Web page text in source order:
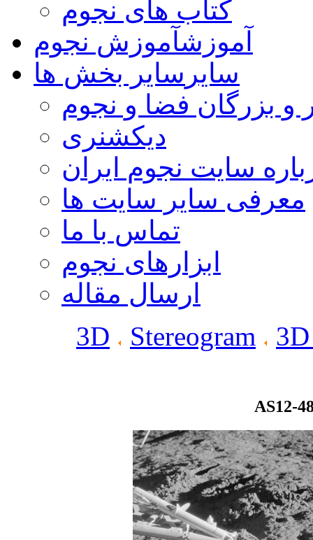
کتاب های نجوم
آموزشآموزش نجوم
سایر سایر بخش ها
و بزرگان فضا و نجوم
دیکشنری
سایت نجوم ایران
معرفی سایر سایت ها
تماس با ما
ابزارهای نجوم
ارسال مقاله
3D
Stereogram
AS12-